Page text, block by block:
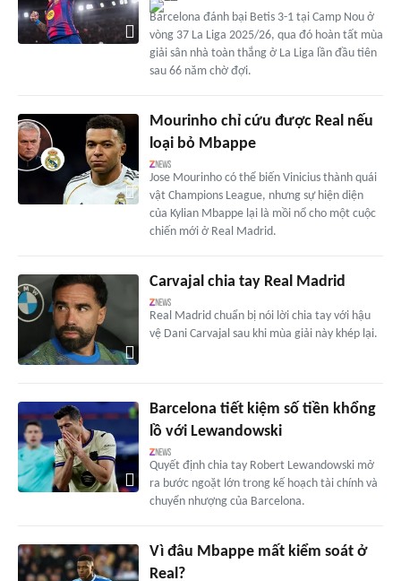
Barcelona đánh bại Betis 3-1 tại Camp Nou ở
vòng 37 La Liga 2025/26, qua đó hoàn tất mùa
giải sân nhà toàn thắng ở La Liga lần đầu tiên
sau 66 năm chờ đợi.
Mourinho chỉ cứu được Real nếu
loại bỏ Mbappe
Jose Mourinho có thể biến Vinicius thành quái
vật Champions League, nhưng sự hiện diện
của Kylian Mbappe lại là mồi nổ cho một cuộc
chiến mới ở Real Madrid.
Carvajal chia tay Real Madrid
Real Madrid chuẩn bị nói lời chia tay với hậu
vệ Dani Carvajal sau khi mùa giải này khép lại.
Barcelona tiết kiệm số tiền khổng
lồ với Lewandowski
Quyết định chia tay Robert Lewandowski mở
ra bước ngoặt lớn trong kế hoạch tài chính và
chuyển nhượng của Barcelona.
Vì đâu Mbappe mất kiểm soát ở
Real?